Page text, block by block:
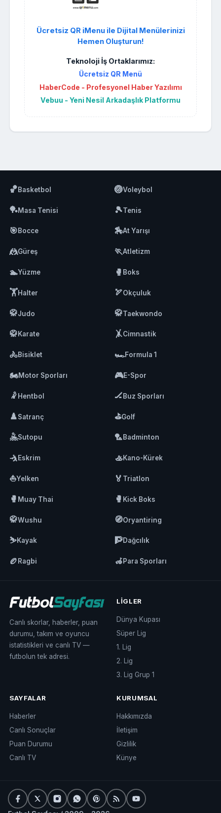
Ücretsiz QR iMenu ile Dijital Menülerinizi
Hemen Oluşturun!
Teknoloji İş Ortaklarımız:
Ücretsiz QR Menü
HaberCode - Profesyonel Haber Yazılımı
Vebuu - Yeni Nesil Arkadaşlık Platformu
🏀Basketbol 🏐Voleybol
🏓Masa Tenisi 🎾Tenis
🎯Bocce 🏇At Yarışı
🤼Güreş 🏃Atletizm
🏊Yüzme 🥊 Boks
🏋️Halter 🏹Okçuluk
🥋Judo 🥋Taekwondo
🥋Karate 🤸Cimnastik
🚴Bisiklet 🏎️Formula 1
🏍️Motor Sporları 🎮E-Spor
🤾 Hentbol 🏒Buz Sporları
♟️Satranç ⛳Golf
🤽Sutopu 🏸Badminton
🤺Eskrim 🚣Kano-Kürek
⛵Yelken 🏅 Triatlon
🥊 Muay Thai 🥊 Kick Boks
🥋Wushu 🧭Oryantiring
⛷️Kayak 🧗Dağcılık
🏉 Ragbi 🦽Para Sporları
Canlı skorlar, haberler, puan
durumu, takım ve oyuncu
istatistikleri ve canlı TV —
futbolun tek adresi.
LIGLER
Dünya Kupası
Süper Lig
1. Lig
2. Lig
3. Lig Grup 1
SAYFALAR
Haberler
Canlı Sonuçlar
Puan Durumu
Canlı TV
KURUMSAL
Hakkımızda
İletişim
Gizlilik
Künye